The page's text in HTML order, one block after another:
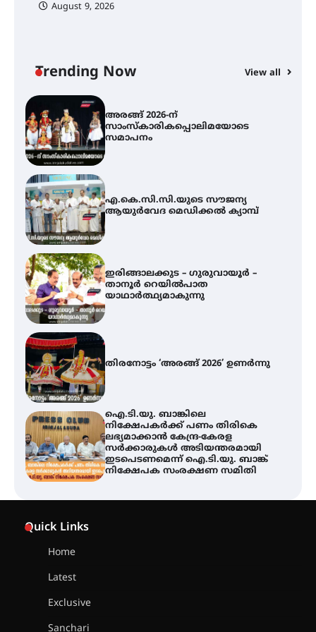
August 9, 2026
Trending Now View all
എ.കെ.സി.സി.യുടെ സൗജന്യ
ആയുർവേദ മെഡിക്കൽ ക്യാമ്പ്
ഇരിങ്ങാലക്കുട – ഗുരുവായൂർ –
താനൂർ റെയിൽപാത
യാഥാർത്ഥ്യമാകുന്നു
തിരനോട്ടം ‘അരങ്ങ് 2026’ ഉണർന്നു
നിക്ഷേപകർക്ക് പണം തിരികെ
ലഭ്യമാക്കാൻ കേന്ദ്ര-കേരള
സർക്കാരുകൾ അടിയന്തരമായി
ഇടപെടണമെന്ന് ഐ.ടി.യു. ബാങ്ക്
നിക്ഷേപക സംരക്ഷണ സമിതി
യൂത്ത് കോൺഗ്രസ്‌ സ്ഥാപക ദിനം
– ഇരിങ്ങാലക്കുടയിൽ
ലഹരിവിരുദ്ധ പ്രതിജ്ഞയെടുത്ത്
യൂത്ത് കോൺഗ്രസ്
Quick Links
Home
Latest
Exclusive
Sanchari